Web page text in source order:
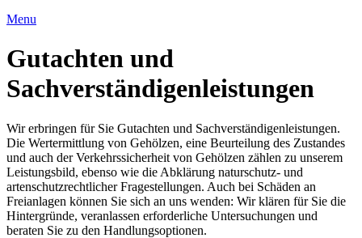
Menu
Gutachten und
Sachverständigenleistungen
Wir erbringen für Sie Gutachten und Sachverständigenleistungen.
Die Wertermittlung von Gehölzen, eine Beurteilung des Zustandes
und auch der Verkehrssicherheit von Gehölzen zählen zu unserem
Leistungsbild, ebenso wie die Abklärung naturschutz- und
artenschutzrechtlicher Fragestellungen. Auch bei Schäden an
Freianlagen können Sie sich an uns wenden: Wir klären für Sie die
Hintergründe, veranlassen erforderliche Untersuchungen und
beraten Sie zu den Handlungsoptionen.